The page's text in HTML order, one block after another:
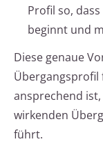
Profil so,
beginnt und
Diese genaue
ansprechend
wirkenden
führt.